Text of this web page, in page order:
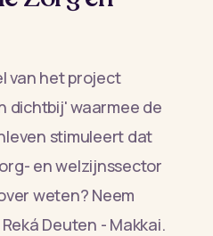
van het project
dichtbij' waarmee de
stimuleert dat
en welzijnssector
weten? Neem
Deuten - Makkai.